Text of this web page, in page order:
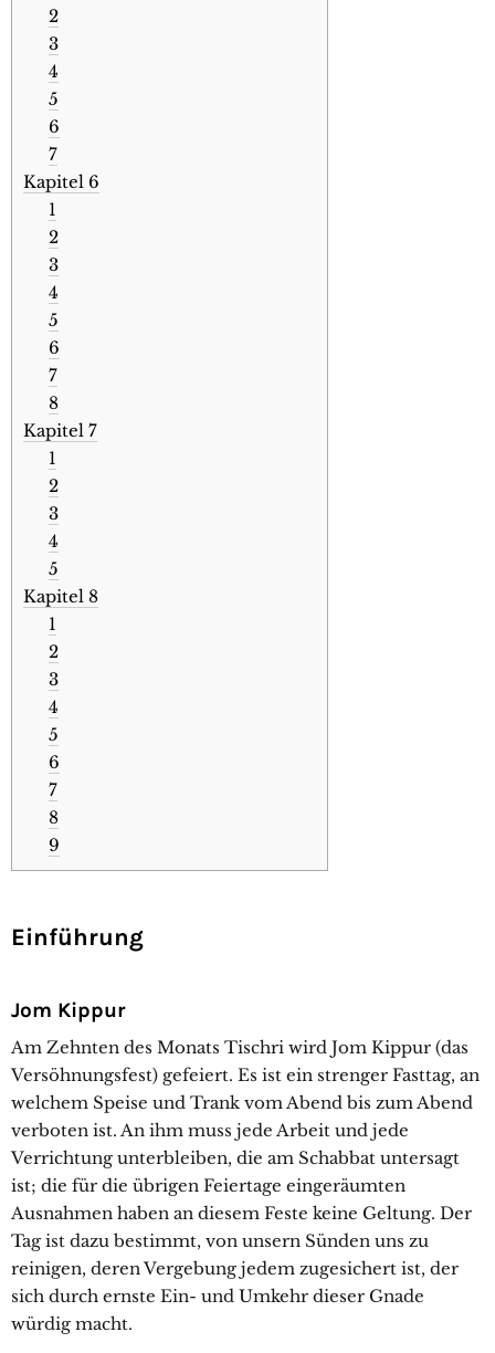
2
3
4
5
6
7
Kapitel 6
1
2
3
4
5
6
7
8
Kapitel 7
1
2
3
4
5
Kapitel 8
1
2
3
4
5
6
7
8
9
Einführung
Jom Kippur
Am Zehnten des Monats Tischri wird Jom Kippur (das
Versöhnungsfest) gefeiert. Es ist ein strenger Fasttag, an
welchem Speise und Trank vom Abend bis zum Abend
verboten ist. An ihm muss jede Arbeit und jede
Verrichtung unterbleiben, die am Schabbat untersagt
ist; die für die übrigen Feiertage eingeräumten
Ausnahmen haben an diesem Feste keine Geltung. Der
Tag ist dazu bestimmt, von unsern Sünden uns zu
reinigen, deren Vergebung jedem zugesichert ist, der
sich durch ernste Ein- und Umkehr dieser Gnade
würdig macht.